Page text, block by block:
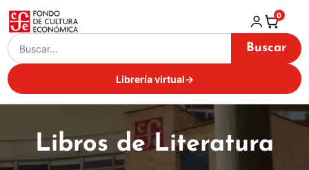
Buscar
Librería virtual→
0
Libros de Literatura